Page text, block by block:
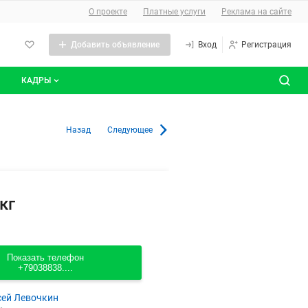
О сайте
О проекте Платные услуги Реклама на сайте
Добавить объявление Вход Регистрация
КАДРЫ
в Москве
Назад Следующее
Показать телефон
+79038838....
Левочкин